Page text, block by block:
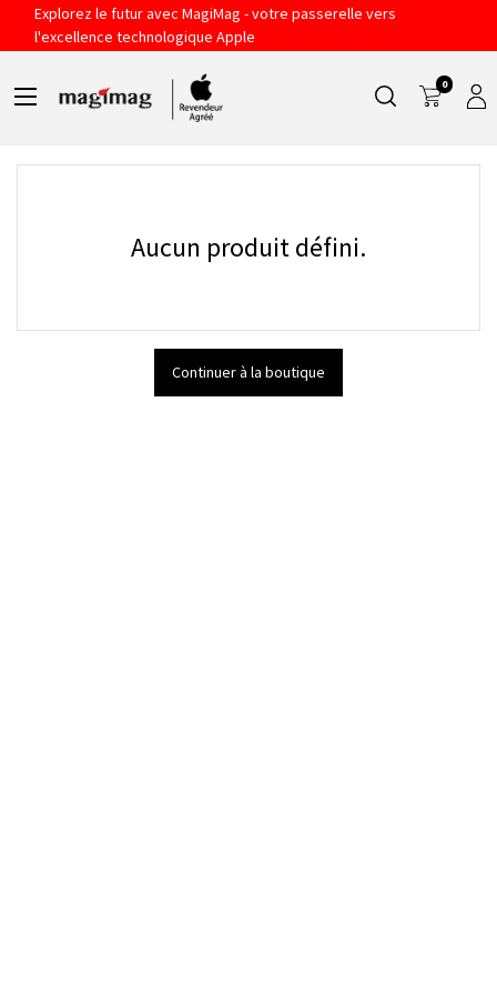
Explorez le futur avec MagiMag - votre passerelle vers
l'excellence technologique Apple
0
BEATS
Filtres Sort By
Aucun produit défini.
Continuer à la boutique